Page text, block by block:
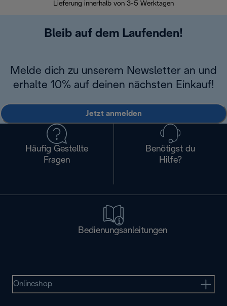
Lieferung innerhalb von 3-5 Werktagen
Bleib auf dem Laufenden!
Melde dich zu unserem Newsletter an und
erhalte 10% auf deinen nächsten Einkauf!
Jetzt anmelden
Häufig Gestellte
Fragen
Benötigst du
Hilfe?
Bedienungsanleitungen
Onlineshop